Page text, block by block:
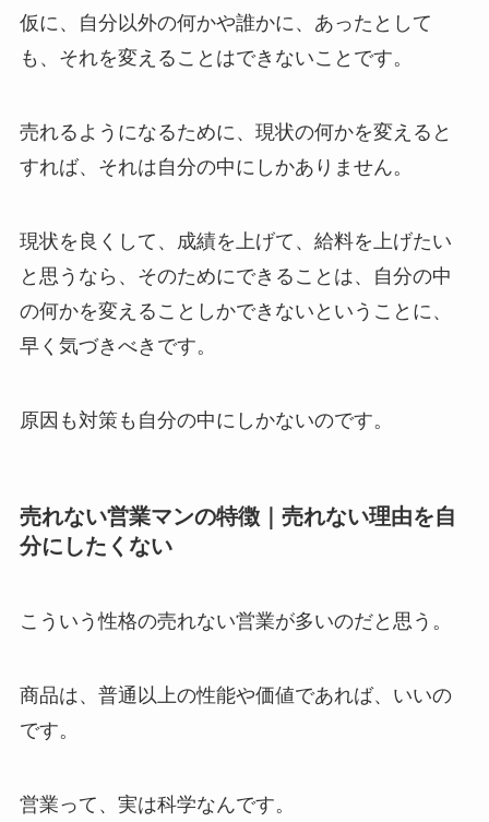
仮に、自分以外の何かや誰かに、あったとして
も、それを変えることはできないことです。
売れるようになるために、現状の何かを変えると
すれば、それは自分の中にしかありません。
現状を良くして、成績を上げて、給料を上げたい
と思うなら、そのためにできることは、自分の中
の何かを変えることしかできないということに、
早く気づきべきです。
原因も対策も自分の中にしかないのです。
売れない営業マンの特徴｜売れない理由を自
分にしたくない
こういう性格の売れない営業が多いのだと思う。
商品は、普通以上の性能や価値であれば、いいの
です。
営業って、実は科学なんです。